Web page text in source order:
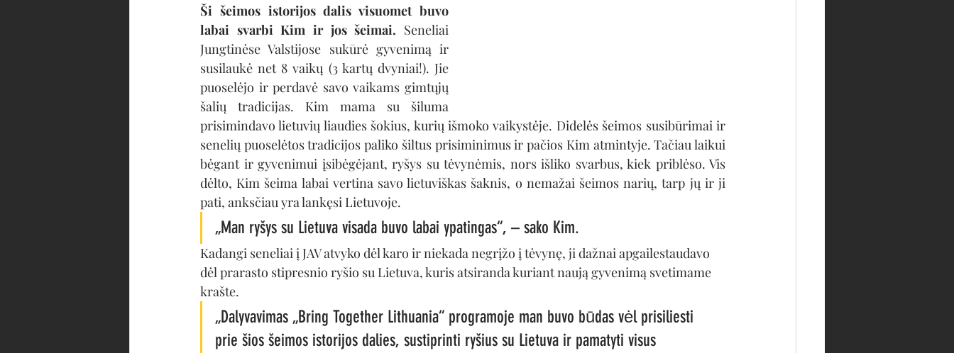
Ši šeimos istorijos dalis visuomet buvo
labai svarbi Kim ir jos šeimai. Seneliai
Jungtinėse Valstijose sukūrė gyvenimą ir
susilaukė net 8 vaikų (3 kartų dvyniai!). Jie
puoselėjo ir perdavė savo vaikams gimtųjų
šalių tradicijas. Kim mama su šiluma
prisimindavo lietuvių liaudies šokius, kurių išmoko vaikystėje. Didelės šeimos susibūrimai ir
senelių puoselėtos tradicijos paliko šiltus prisiminimus ir pačios Kim atmintyje. Tačiau laikui
bėgant ir gyvenimui įsibėgėjant, ryšys su tėvynėmis, nors išliko svarbus, kiek priblėso. Vis
dėlto, Kim šeima labai vertina savo lietuviškas šaknis, o nemažai šeimos narių, tarp jų ir ji
pati, anksčiau yra lankęsi Lietuvoje.
„Man ryšys su Lietuva visada buvo labai ypatingas“, – sako Kim.
Kadangi seneliai į JAV atvyko dėl karo ir niekada negrįžo į tėvynę, ji dažnai apgailestaudavo
dėl prarasto stipresnio ryšio su Lietuva, kuris atsiranda kuriant naują gyvenimą svetimame
krašte.
„Dalyvavimas „Bring Together Lithuania“ programoje man buvo būdas vėl prisiliesti
prie šios šeimos istorijos dalies, sustiprinti ryšius su Lietuva ir pamatyti visus